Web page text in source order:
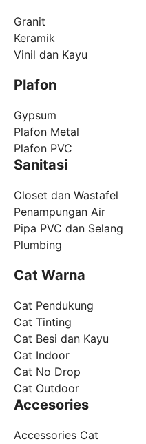
Granit
Keramik
Vinil dan Kayu
Plafon
Gypsum
Plafon Metal
Plafon PVC
Sanitasi
Closet dan Wastafel
Penampungan Air
Pipa PVC dan Selang
Plumbing
Cat Warna
Cat Pendukung
Cat Tinting
Cat Besi dan Kayu
Cat Indoor
Cat No Drop
Cat Outdoor
Accesories
Accessories Cat